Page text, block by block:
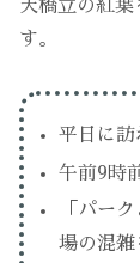
天橋立の紅葉
す。
平日に訪
午前9時
「パー
場の混雑